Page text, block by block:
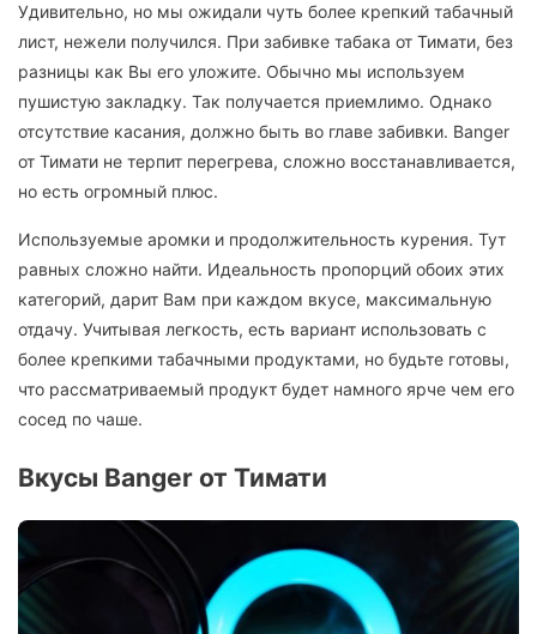
Удивительно, но мы ожидали чуть более крепкий табачный
лист, нежели получился. При забивке табака от Тимати, без
разницы как Вы его уложите. Обычно мы используем
пушистую закладку. Так получается приемлимо. Однако
отсутствие касания, должно быть во главе забивки. Banger
от Тимати не терпит перегрева, сложно восстанавливается,
но есть огромный плюс.
Используемые аромки и продолжительность курения. Тут
равных сложно найти. Идеальность пропорций обоих этих
категорий, дарит Вам при каждом вкусе, максимальную
отдачу. Учитывая легкость, есть вариант использовать с
более крепкими табачными продуктами, но будьте готовы,
что рассматриваемый продукт будет намного ярче чем его
сосед по чаше.
Вкусы Banger от Тимати